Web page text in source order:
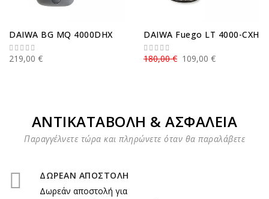
DAIWA BG MQ 4000DHX
219,00 €
DAIWA Fuego LT 4000-CXH
109,00 €
180,00 €
ΑΝΤΙΚΑΤΑΒΟΛΗ & ΑΣΦΑΛΕΙΑ
Παραγγέλνετε τώρα και πληρώνετε όταν θα παραλάβετε
ΔΩΡΕΑΝ ΑΠΟΣΤΟΛΗ
Δωρεάν αποστολή για